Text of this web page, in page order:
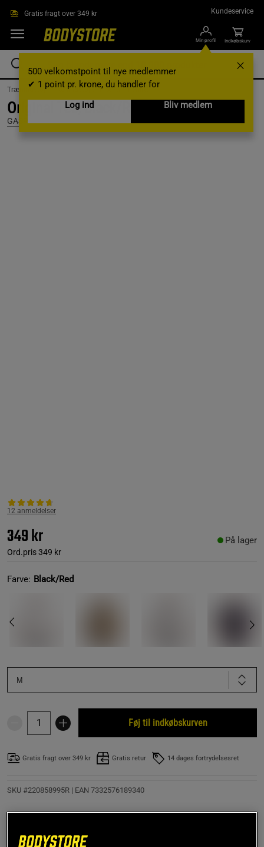
Gratis fragt over 349 kr Kundeservice
Min profil
500 velkomstpoint til nye medlemmer
✔ 1 point pr. krone, du handler for
Log ind
Bliv medlem
Indkøbskurv
Træningstøj /Træningstøj til mænd /T-shirts
Original Tee, Black/Red, M
GASP
12 anmeldelser
349 kr
Ord.pris349 kr
På lager
Farve: Black/Red
M
Føj til indkøbskurven
Gratis fragt over 349 kr Gratis retur 14 dages fortrydelsesret
SKU #220858995R | EAN 7332576189340
Anmeldelser(12)